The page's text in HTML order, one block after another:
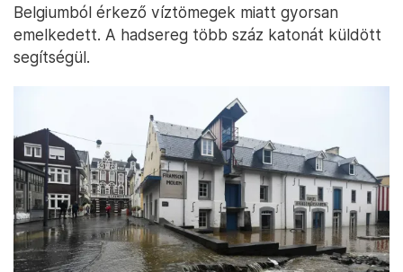
Belgiumból érkező víztömegek miatt gyorsan
emelkedett. A hadsereg több száz katonát küldött
segítségül.